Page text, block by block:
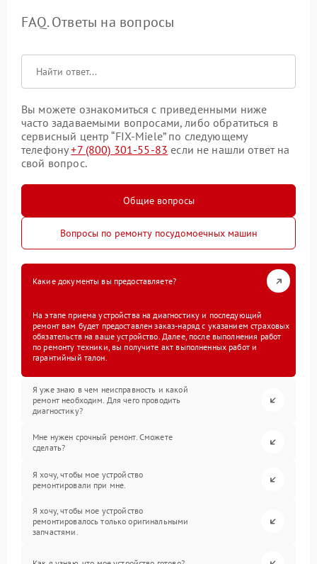
FAQ. Ответы на вопросы
Вы можете ознакомиться с приведенными ниже
часто задаваемыми вопросами, либо обратиться в
сервисный центр “FIX-Miele” по следующему
телефону+7 (800) 301-55-83 если не нашли ответ на
свой вопрос.
Общие вопросы
Вопросы по ремонту посудомоечных машин
Какие документы вы предоставляете?
На этапе приема устройства на диагностику и последующий
ремонт вам будет предоставлен заказ-наряд с указанием страховых
обязательств на ваше устройство. Далее, после выполнения работ
по ремонту техники, вы получите акт выполненных работ и
гарантийный талон.
Я уже знаю в чем неисправность и какой
ремонт необходим. Для чего проводить
диагностику?
Мне нужен срочный ремонт. Сможете
сделать?
Я хочу, чтобы мое устройство
ремонтировали при мне.
Я хочу, чтобы мое устройство
ремонтировалось только оригинальными
запчастями.